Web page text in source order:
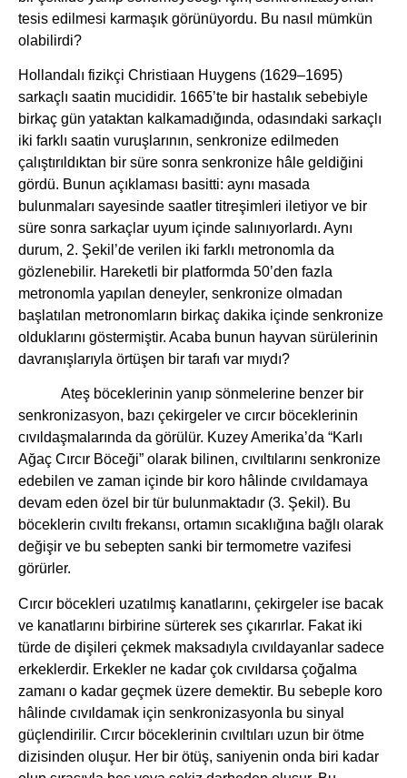
tesis edilmesi karmaşık görünüyordu. Bu nasıl mümkün
olabilirdi?
Hollandalı fizikçi Christiaan Huygens (1629–1695)
sarkaçlı saatin mucididir. 1665’te bir hastalık sebebiyle
birkaç gün yataktan kalkamadığında, odasındaki sarkaçlı
iki farklı saatin vuruşlarının, senkronize edilmeden
çalıştırıldıktan bir süre sonra senkronize hâle geldiğini
gördü. Bunun açıklaması basitti: aynı masada
bulunmaları sayesinde saatler titreşimleri iletiyor ve bir
süre sonra sarkaçlar uyum içinde salınıyorlardı. Aynı
durum, 2. Şekil’de verilen iki farklı metronomla da
gözlenebilir. Hareketli bir platformda 50’den fazla
metronomla yapılan deneyler, senkronize olmadan
başlatılan metronomların birkaç dakika içinde senkronize
olduklarını göstermiştir. Acaba bunun hayvan sürülerinin
davranışlarıyla örtüşen bir tarafı var mıydı?
Ateş böceklerinin yanıp sönmelerine benzer bir
senkronizasyon, bazı çekirgeler ve cırcır böceklerinin
cıvıldaşmalarında da görülür. Kuzey Amerika’da “Karlı
Ağaç Cırcır Böceği” olarak bilinen, cıvıltılarını senkronize
edebilen ve zaman içinde bir koro hâlinde cıvıldamaya
devam eden özel bir tür bulunmaktadır (3. Şekil). Bu
böceklerin cıvıltı frekansı, ortamın sıcaklığına bağlı olarak
değişir ve bu sebepten sanki bir termometre vazifesi
görürler.
Cırcır böcekleri uzatılmış kanatlarını, çekirgeler ise bacak
ve kanatlarını birbirine sürterek ses çıkarırlar. Fakat iki
türde de dişileri çekmek maksadıyla cıvıldayanlar sadece
erkeklerdir. Erkekler ne kadar çok cıvıldarsa çoğalma
zamanı o kadar geçmek üzere demektir. Bu sebeple koro
hâlinde cıvıldamak için senkronizasyonla bu sinyal
güçlendirilir. Cırcır böceklerinin cıvıltıları uzun bir ötme
dizisinden oluşur. Her bir ötüş, saniyenin onda biri kadar